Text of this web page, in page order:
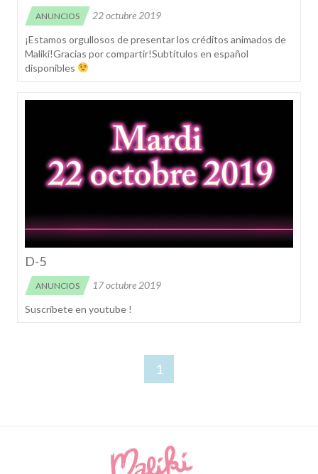
ANUNCIOS
22 octubre 2019
¡Estamos orgullosos de presentar los créditos animados de
Maliki!Gracias por compartir!Subtítulos en español
disponibles
D-5
ANUNCIOS
17 octubre 2019
Suscríbete en youtube !
1